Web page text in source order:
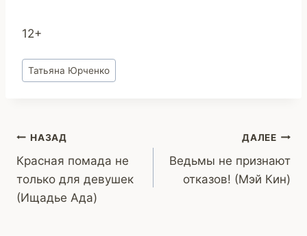
12+
Метки
записи:
Татьяна Юрченко
Навигация
по
записям
НАЗАД
Красная помада не
только для девушек
(Ищадье Ада)
ДАЛЕЕ
Ведьмы не признают
отказов! (Мэй Кин)